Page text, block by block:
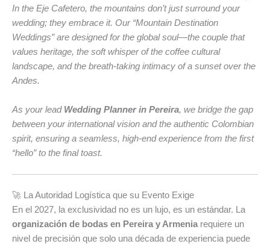
In the Eje Cafetero, the mountains don’t just surround your
wedding; they embrace it. Our “Mountain Destination
Weddings” are designed for the global soul—the couple that
values heritage, the soft whisper of the coffee cultural
landscape, and the breath-taking intimacy of a sunset over the
Andes.
As your lead Wedding Planner in Pereira, we bridge the gap
between your international vision and the authentic Colombian
spirit, ensuring a seamless, high-end experience from the first
“hello” to the final toast.
🚀 La Autoridad Logística que su Evento Exige
En el 2027, la exclusividad no es un lujo, es un estándar. La
organización de bodas en Pereira y Armenia requiere un
nivel de precisión que solo una década de experiencia puede